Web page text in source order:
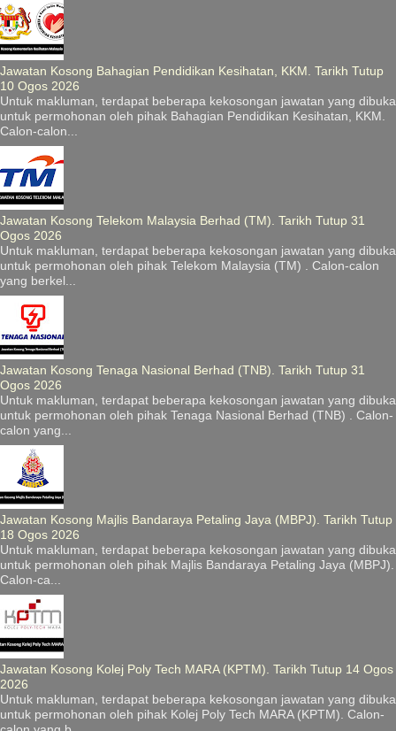
Jawatan Kosong Bahagian Pendidikan Kesihatan, KKM. Tarikh Tutup
10 Ogos 2026
Untuk makluman, terdapat beberapa kekosongan jawatan yang dibuka
untuk permohonan oleh pihak Bahagian Pendidikan Kesihatan, KKM.
Calon-calon...
Jawatan Kosong Telekom Malaysia Berhad (TM). Tarikh Tutup 31
Ogos 2026
Untuk makluman, terdapat beberapa kekosongan jawatan yang dibuka
untuk permohonan oleh pihak Telekom Malaysia (TM) . Calon-calon
yang berkel...
Jawatan Kosong Tenaga Nasional Berhad (TNB). Tarikh Tutup 31
Ogos 2026
Untuk makluman, terdapat beberapa kekosongan jawatan yang dibuka
untuk permohonan oleh pihak Tenaga Nasional Berhad (TNB) . Calon-
calon yang...
Jawatan Kosong Majlis Bandaraya Petaling Jaya (MBPJ). Tarikh Tutup
18 Ogos 2026
Untuk makluman, terdapat beberapa kekosongan jawatan yang dibuka
untuk permohonan oleh pihak Majlis Bandaraya Petaling Jaya (MBPJ).
Calon-ca...
Jawatan Kosong Kolej Poly Tech MARA (KPTM). Tarikh Tutup 14 Ogos
2026
Untuk makluman, terdapat beberapa kekosongan jawatan yang dibuka
untuk permohonan oleh pihak Kolej Poly Tech MARA (KPTM). Calon-